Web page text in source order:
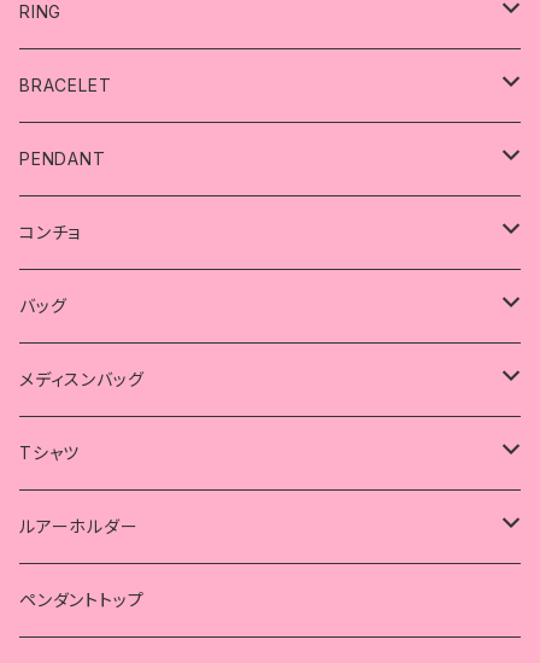
RING
リング
スカル
シンプル
精子
シンプル
クロス
薔薇
シンプル
蓮の華
ピンキーリング
BRACELET
ブレスレット
スカル
コラボ
ハート
ハート
PENDANT
ペンダント
スカル
コラボ
精子
薔薇
クロス
コウモリ
トライバル
精子
クロス
ハート
コンチョ
コンチョ
海賊
スカル
インディアン
海賊
バッグ
メディスンバッグ
スカルコンチョのバッグ
ガンベルト風バッグ
メディスンバッグ
スカルコンチョのバッグ
ガンベルト風バッグ
Tシャツ
コラボ
スカル
ルアーホルダー
スカル
ペンダントトップ